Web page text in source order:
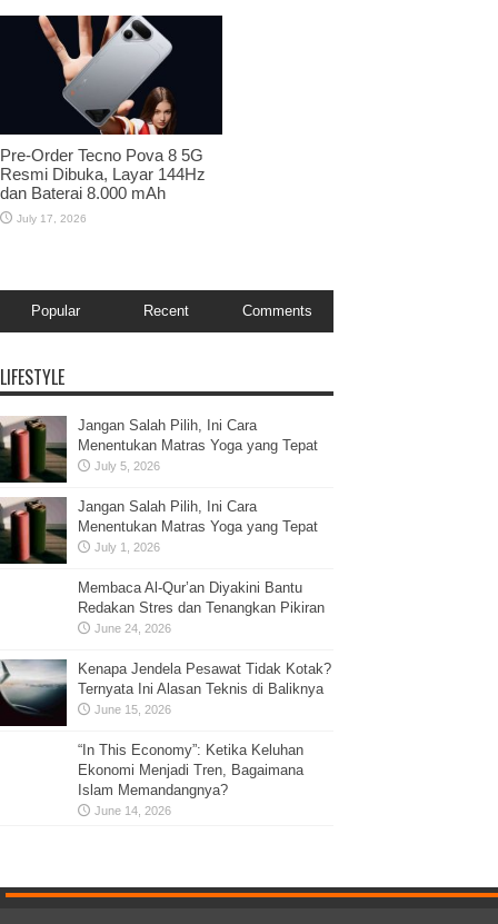
Pre-Order Tecno Pova 8 5G
Resmi Dibuka, Layar 144Hz
dan Baterai 8.000 mAh
July 17, 2026
Popular Recent Comments
LIFESTYLE
Jangan Salah Pilih, Ini Cara
Menentukan Matras Yoga yang Tepat
July 5, 2026
Jangan Salah Pilih, Ini Cara
Menentukan Matras Yoga yang Tepat
July 1, 2026
Membaca Al-Qur’an Diyakini Bantu
Redakan Stres dan Tenangkan Pikiran
June 24, 2026
Kenapa Jendela Pesawat Tidak Kotak?
Ternyata Ini Alasan Teknis di Baliknya
June 15, 2026
“In This Economy”: Ketika Keluhan
Ekonomi Menjadi Tren, Bagaimana
Islam Memandangnya?
June 14, 2026